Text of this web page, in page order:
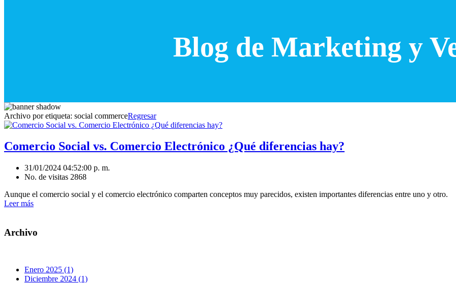
Blog de Marketing y
Archivo por etiqueta: social commerceRegresar
Comercio Social vs. Comercio Electrónico ¿Qué diferencias hay?
31/01/2024 04:52:00 p. m.
No. de visitas 2868
Aunque el comercio social y el comercio electrónico comparten conceptos muy parecidos, existen importantes diferencias entre uno y otro.
Leer más
Archivo
Enero 2025 (1)
Diciembre 2024 (1)